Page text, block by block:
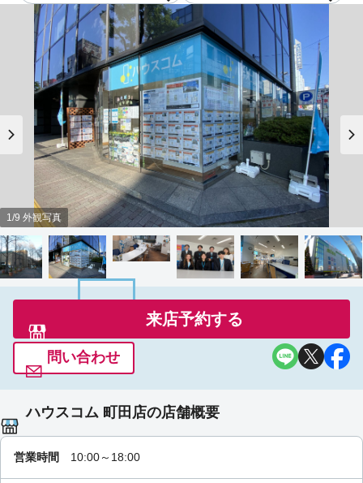
1/9 外観写真
来店予約する
問い合わせ
ハウスコム 町田店の店舗概要
営業時間 10:00～18:00